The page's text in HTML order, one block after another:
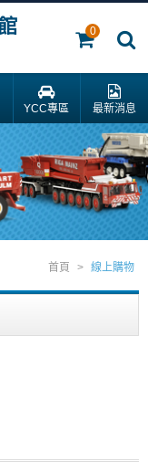
0
YCC專區 最新消息
首頁 > 線上購物